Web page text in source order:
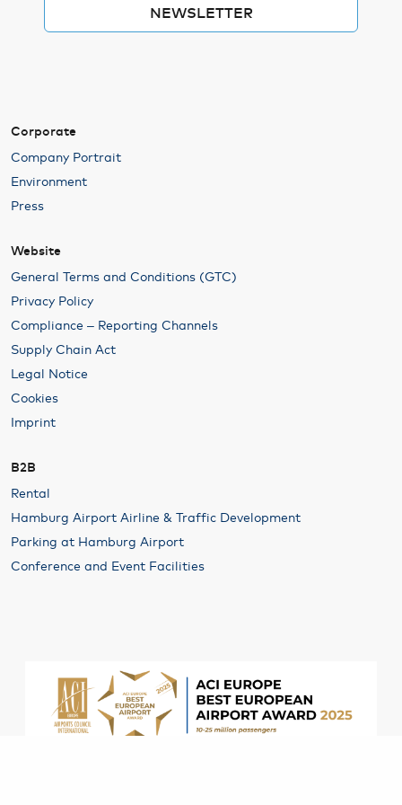
NEWSLETTER
Corporate
Company Portrait
Environment
Press
Website
General Terms and Conditions (GTC)
Privacy Policy
Compliance – Reporting Channels
Supply Chain Act
Legal Notice
Cookies
Imprint
B2B
Rental
Hamburg Airport Airline & Traffic Development
Parking at Hamburg Airport
Conference and Event Facilities